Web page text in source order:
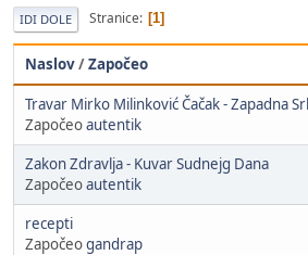
IDI DOLE Stranice 1
Naslov/Započeo
Travar Mirko Milinković Čačak - Zapadna
Započeoautentik
Zakon Zdravlja - Kuvar Sudnejg Dana
Započeoautentik
recepti
Započeogandrap